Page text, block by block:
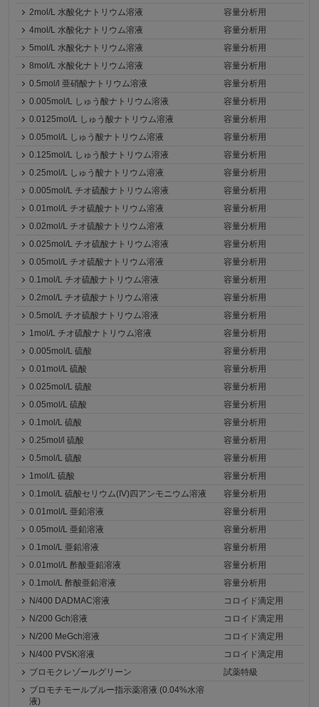
2mol/L 水酸化ナトリウム溶液
容量分析用
4mol/L 水酸化ナトリウム溶液
容量分析用
5mol/L 水酸化ナトリウム溶液
容量分析用
8mol/L 水酸化ナトリウム溶液
容量分析用
0.5mol/l 亜硝酸ナトリウム溶液
容量分析用
0.005mol/L しゅう酸ナトリウム溶液
容量分析用
0.0125mol/L しゅう酸ナトリウム溶液
容量分析用
0.05mol/L しゅう酸ナトリウム溶液
容量分析用
0.125mol/L しゅう酸ナトリウム溶液
容量分析用
0.25mol/L しゅう酸ナトリウム溶液
容量分析用
0.005mol/L チオ硫酸ナトリウム溶液
容量分析用
0.01mol/L チオ硫酸ナトリウム溶液
容量分析用
0.02mol/L チオ硫酸ナトリウム溶液
容量分析用
0.025mol/L チオ硫酸ナトリウム溶液
容量分析用
0.05mol/L チオ硫酸ナトリウム溶液
容量分析用
0.1mol/L チオ硫酸ナトリウム溶液
容量分析用
0.2mol/L チオ硫酸ナトリウム溶液
容量分析用
0.5mol/L チオ硫酸ナトリウム溶液
容量分析用
1mol/L チオ硫酸ナトリウム溶液
容量分析用
0.005mol/L 硫酸
容量分析用
0.01mol/L 硫酸
容量分析用
0.025mol/L 硫酸
容量分析用
0.05mol/L 硫酸
容量分析用
0.1mol/L 硫酸
容量分析用
0.25mol/l 硫酸
容量分析用
0.5mol/L 硫酸
容量分析用
1mol/L 硫酸
容量分析用
0.1mol/L 硫酸セリウム(IV)四アンモニウム溶液
容量分析用
0.01mol/L 亜鉛溶液
容量分析用
0.05mol/L 亜鉛溶液
容量分析用
0.1mol/L 亜鉛溶液
容量分析用
0.01mol/L 酢酸亜鉛溶液
容量分析用
0.1mol/L 酢酸亜鉛溶液
容量分析用
N/400 DADMAC溶液
コロイド滴定用
N/200 Gch溶液
コロイド滴定用
N/200 MeGch溶液
コロイド滴定用
N/400 PVSK溶液
コロイド滴定用
ブロモクレゾールグリーン
試薬特級
ブロモチモールブルー指示薬溶液 (0.04%水溶
液)